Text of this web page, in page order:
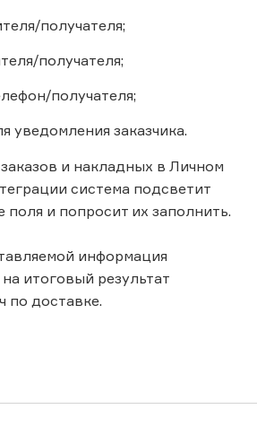
получателя;
получателя;
получателя;
уведомления заказчика.
и накладных в Личном
система подсветит
и попросит их заполнить.
информация
итоговый результат
по доставке.